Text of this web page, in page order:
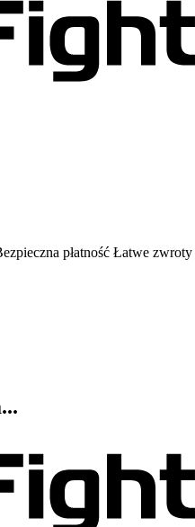
płatność Łatwe zwroty